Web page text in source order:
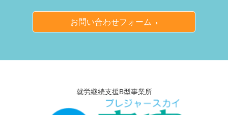
お問い合わせフォーム
就労継続支援B型事業所